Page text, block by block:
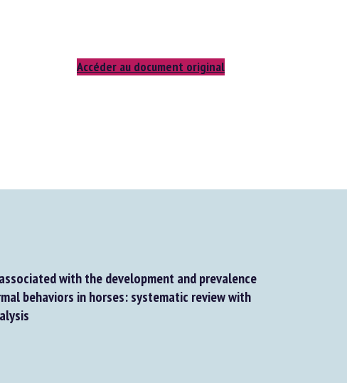
Accéder au document original
with the development and prevalence
behaviors in horses: systematic review with